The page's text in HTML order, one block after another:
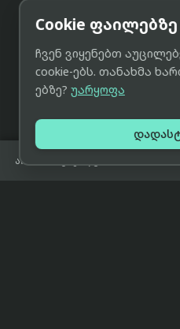
არ არის გაყიდვაში
Cookie
ჩვენ ვიყენებთ
cookie-ებს. თანახმა
ებზე? უარყოფა